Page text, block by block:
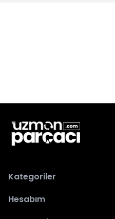
Kategoriler
Hesabım